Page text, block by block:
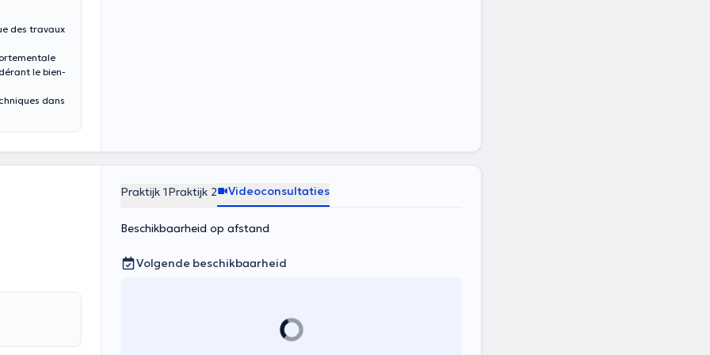
des travaux
le bien-
dans
et la
et de la
Praktijk 1Praktijk 2 Videoconsultaties
Beschikbaarheid op afstand
Volgende beschikbaarheid